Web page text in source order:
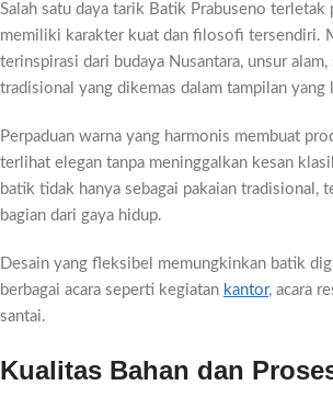
Salah satu daya tarik Batik Prabuseno terletak
memiliki karakter kuat dan filosofi tersendiri.
terinspirasi dari budaya Nusantara, unsur
tradisional yang dikemas dalam tampilan yang
Perpaduan warna yang harmonis membuat
terlihat elegan tanpa meninggalkan kesan
batik tidak hanya sebagai pakaian tradisional,
bagian dari gaya hidup.
Desain yang fleksibel memungkinkan batik
berbagai acara seperti kegiatan kantor, acara
santai.
Kualitas Bahan dan